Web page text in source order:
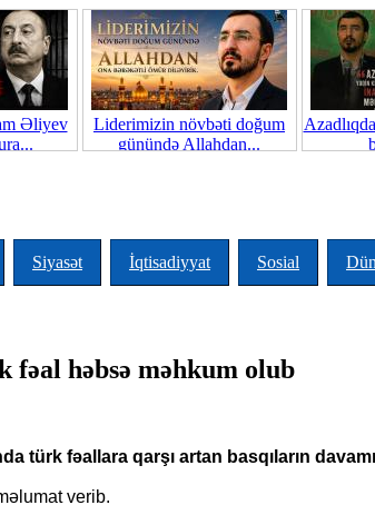
Əliyev
Liderimizin növbəti doğum
günündə Allahdan...
Siyasət İqtisadiyyat Sosial
həbsə məhkum olub
türk fəallara qarşı artan basqıların
verib.